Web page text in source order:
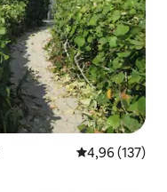
4,96 (137)